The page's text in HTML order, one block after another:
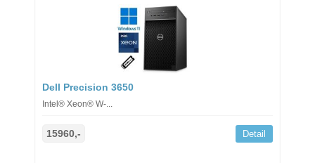
Dell Precision 3650
Intel® Xeon® W-...
15960,- Detail